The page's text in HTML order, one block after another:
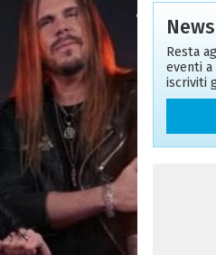
Resta
eventi a
iscriviti